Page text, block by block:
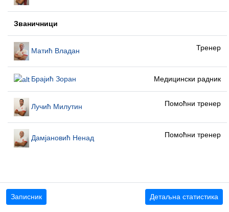
Званичници
Матић Владан Тренер
Брајић Зоран Медицински радник
Лучић Милутин Помоћни тренер
Дамјановић Ненад Помоћни тренер
Записник Детаљна статистика